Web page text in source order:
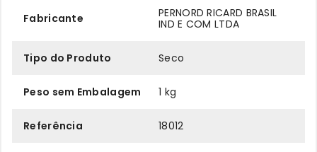
Fabricante
PERNORD RICARD BRASIL
IND E COM LTDA
Tipo do Produto Seco
Peso sem Embalagem 1 kg
Referência 18012